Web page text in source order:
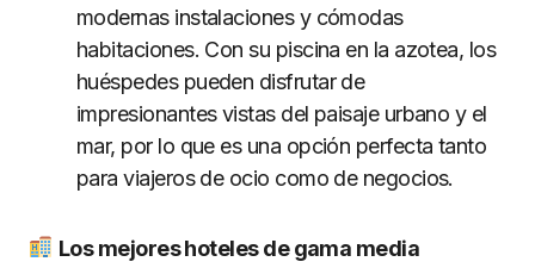
modernas instalaciones y cómodas
habitaciones. Con su piscina en la azotea, los
huéspedes pueden disfrutar de
impresionantes vistas del paisaje urbano y el
mar, por lo que es una opción perfecta tanto
para viajeros de ocio como de negocios.
Los mejores hoteles de gama media